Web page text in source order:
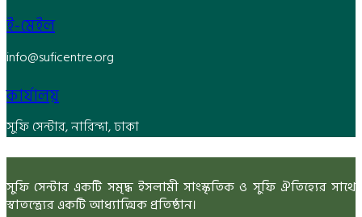
ই-মেইল
info@suficentre.org
কার্যালয়
সুফি সেন্টার, নারিন্দা, ঢাকা
সুফি সেন্টার একটি সমৃদ্ধ ইসলামী সাংস্কৃতিক ও সুফি ঐতিহ্যের সাথে
স্বাতন্ত্র্যের একটি আধ্যাত্মিক প্রতিষ্ঠান।